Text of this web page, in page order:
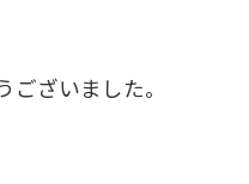
ざいました。